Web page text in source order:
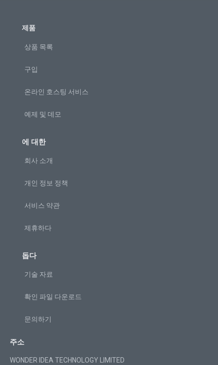
제품
상품 목록
구입
온라인 호스팅 서비스
예제 및 데모
에 대한
회사 소개
개인 정보 정책
서비스 약관
제휴하다
돕다
기술 자료
확인 파일 다운로드
문의하기
주소
WONDER IDEA TECHNOLOGY LIMITED